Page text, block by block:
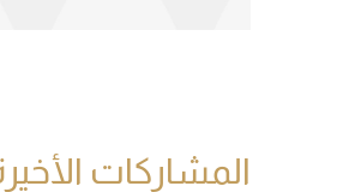
المشاركات